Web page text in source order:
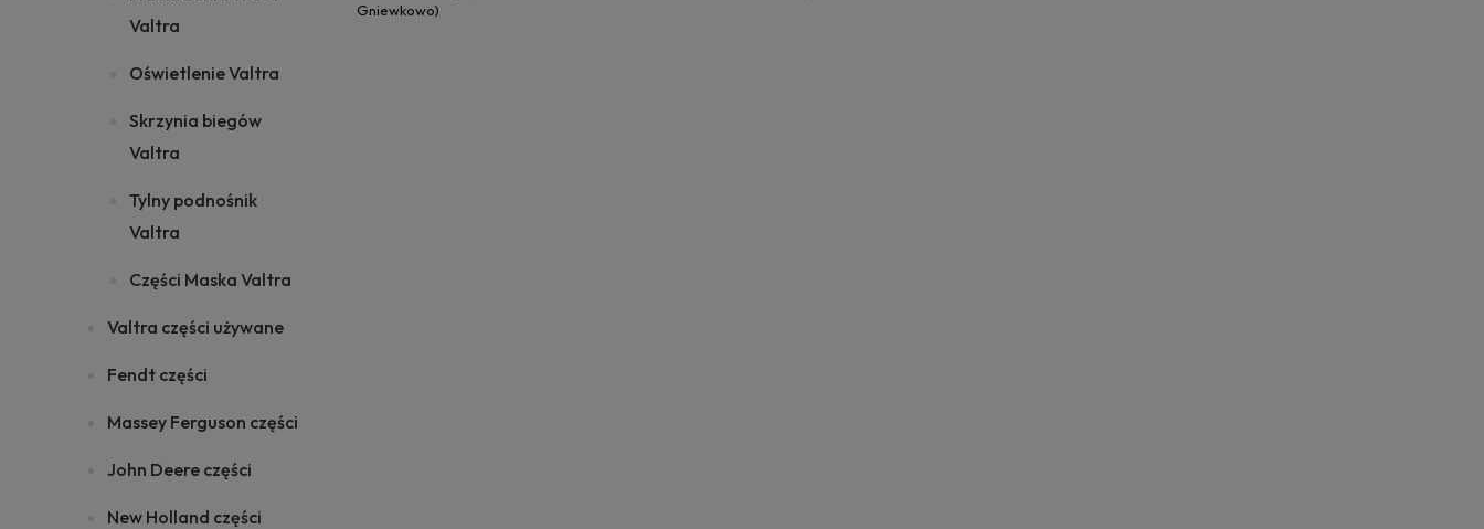
Valtra
Oświetlenie Valtra
Skrzynia biegów
Valtra
Tylny podnośnik
Valtra
Części Maska Valtra
Valtra części używane
Fendt części
Massey Ferguson części
John Deere części
New Holland części
Gniewkowo)